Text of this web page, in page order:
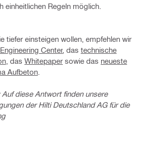
einheitlichen Regeln möglich.
tiefer einsteigen wollen, empfehlen wir
Center , das technische
, das Whitepaper sowie das neueste
Aufbeton
diese Antwort finden unsere
der Hilti Deutschland AG für die